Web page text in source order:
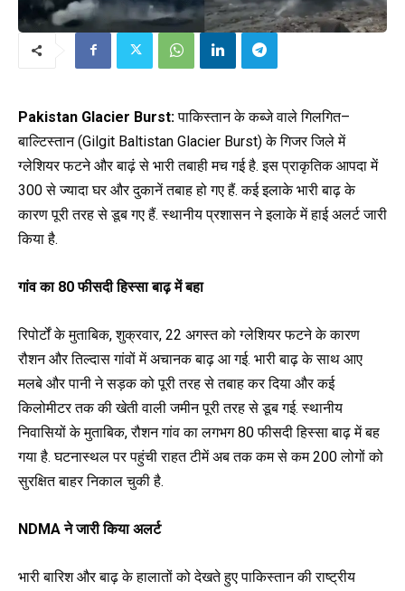
Pakistan Glacier Burst:पाकिस्तान के कब्जे वालेगिलगित–
बाल्टिस्तान (Gilgit Baltistan Glacier Burst) के गिजर जिले में
ग्लेशियर फटने और बाढ़ं से भारी तबाही मच गई है. इस प्राकृतिक आपदा में
300 से ज्यादा घर और दुकानें तबाह हो गए हैं. कई इलाके भारी बाढ़ के
कारण पूरी तरह से डूब गए हैं. स्थानीय प्रशासन ने इलाके में हाई अलर्ट जारी
किया है.
गांव का 80 फीसदी हिस्सा बाढ़ में बहा
रिपोर्टों के मुताबिक, शुक्रवार, 22 अगस्त को ग्लेशियर फटने के कारण
रौशन और तिल्दास गांवों में अचानक बाढ़ आ गई. भारी बाढ़ के साथ आए
मलबे और पानी ने सड़क को पूरी तरह से तबाह कर दिया और कई
किलोमीटर तक की खेती वाली जमीन पूरी तरह से डूब गई. स्थानीय
निवासियों के मुताबिक, रौशन गांव का लगभग 80 फीसदी हिस्सा बाढ़ में बह
गया है. घटनास्थल पर पहुंची राहत टीमें अब तक कम से कम 200 लोगों को
सुरक्षित बाहर निकाल चुकी है.
NDMA ने जारी किया अलर्ट
भारी बारिश और बाढ़ के हालातों को देखते हुए पाकिस्तान की राष्ट्रीय